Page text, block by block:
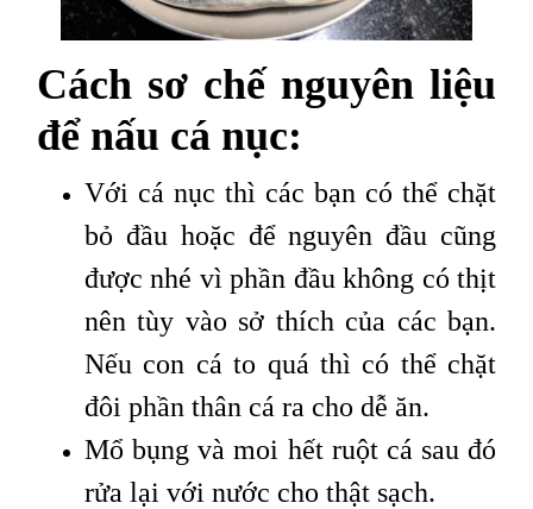
Cách sơ chế nguyên liệu
để nấu cá nục:
Với cá nục thì các bạn có thể chặt
bỏ đầu hoặc để nguyên đầu cũng
được nhé vì phần đầu không có thịt
nên tùy vào sở thích của các bạn.
Nếu con cá to quá thì có thể chặt
đôi phần thân cá ra cho dễ ăn.
Mổ bụng và moi hết ruột cá sau đó
rửa lại với nước cho thật sạch.